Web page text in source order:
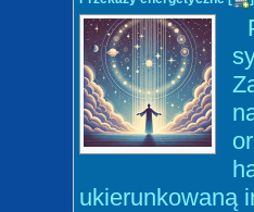
ukierunkowaną